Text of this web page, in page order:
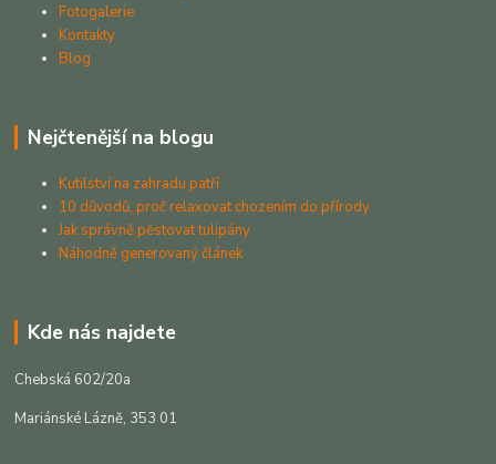
Fotogalerie
Kontakty
Blog
Nejčtenější na blogu
Kutilství na zahradu patří
10 důvodů, proč relaxovat chozením do přírody
Jak správně pěstovat tulipány
Náhodně generovaný článek
Kde nás najdete
Chebská 602/20a
Mariánské Lázně, 353 01